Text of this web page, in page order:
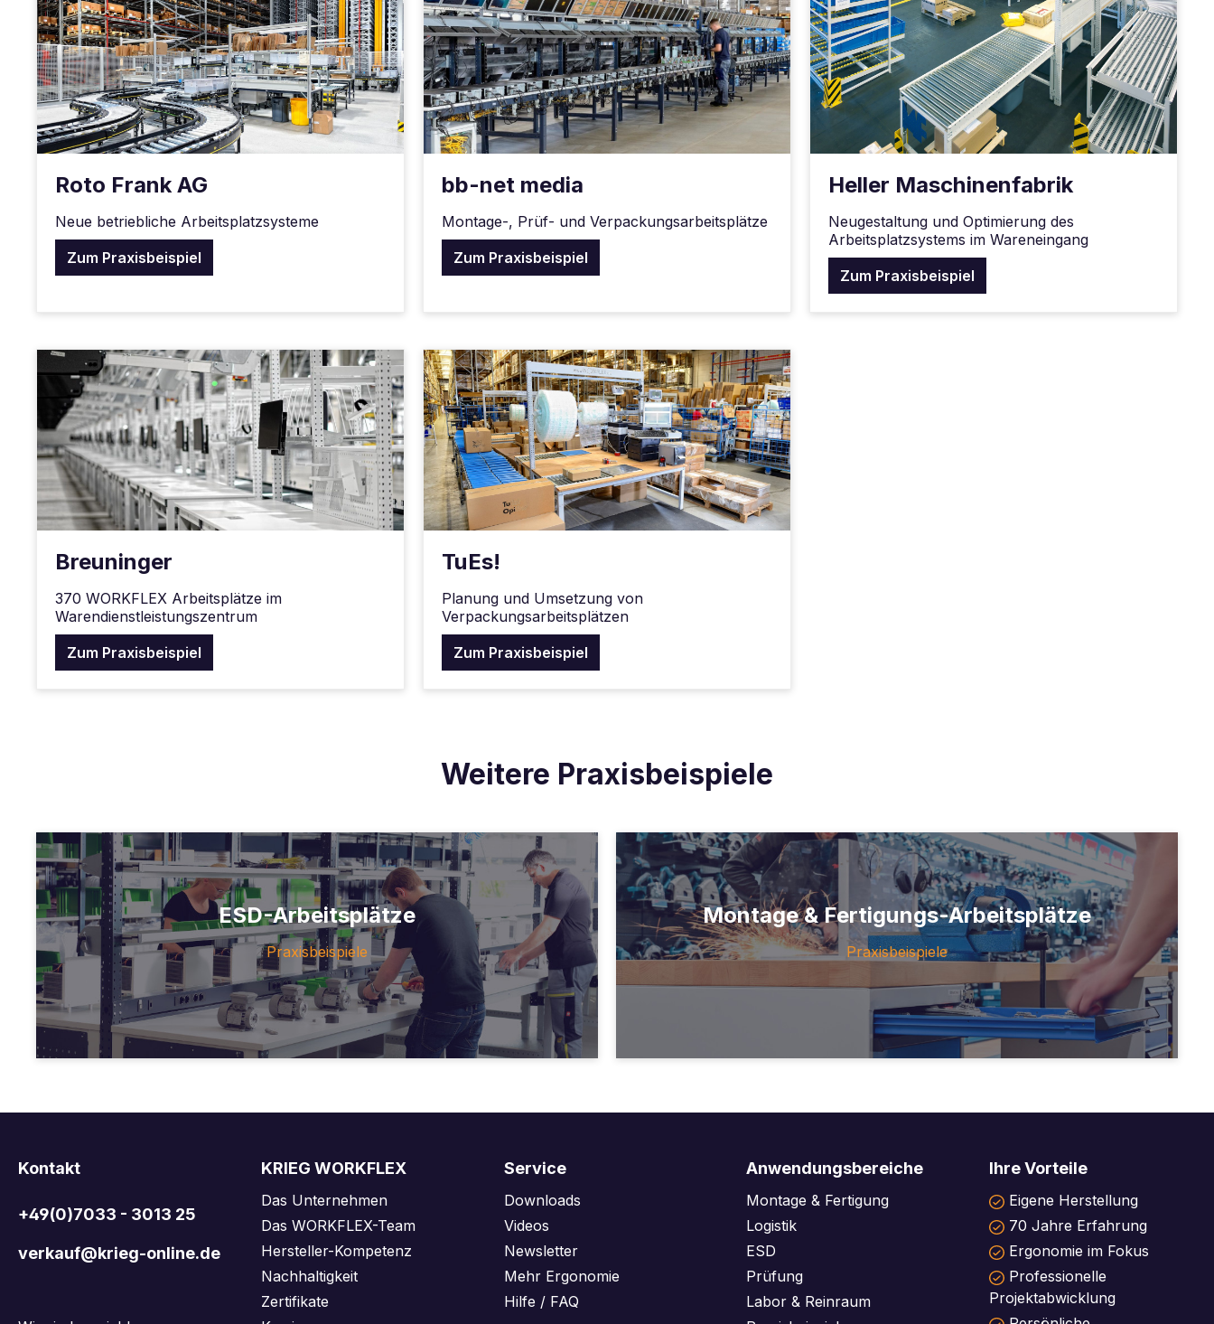
Roto Frank AG
Neue betriebliche Arbeitsplatzsysteme
Zum Praxisbeispiel
bb-net media
Montage-, Prüf- und Verpackungsarbeitsplätze
Zum Praxisbeispiel
Heller Maschinenfabrik
Neugestaltung und Optimierung des
Arbeitsplatzsystems im Wareneingang
Zum Praxisbeispiel
Breuninger
370 WORKFLEX Arbeitsplätze im
Warendienstleistungszentrum
Zum Praxisbeispiel
TuEs!
Planung und Umsetzung von
Verpackungsarbeitsplätzen
Zum Praxisbeispiel
Weitere Praxisbeispiele
ESD-Arbeitsplätze
Praxisbeispiele
Montage & Fertigungs-Arbeitsplätze
Praxisbeispiele
Kontakt
+49(0)7033 - 3013 25
verkauf@krieg-online.de
KRIEG WORKFLEX
Das Unternehmen
Das WORKFLEX-Team
Hersteller-Kompetenz
Nachhaltigkeit
Zertifikate
Service
Downloads
Videos
Newsletter
Mehr Ergonomie
Hilfe / FAQ
Anwendungsbereiche
Montage & Fertigung
Logistik
ESD
Prüfung
Labor & Reinraum
Ihre Vorteile
Eigene Herstellung
70 Jahre Erfahrung
Ergonomie im Fokus
Professionelle
Projektabwicklung